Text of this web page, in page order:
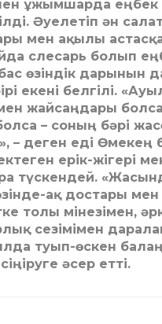
ұжымшарда еңбек
Әуе­летіп ән
мен ақылы
сле­­сарь болып
өзіндік дарынын
екені белгілі.
жайсаңдары
– соның бәрі
– деген еді
ерік-
түскендей.
ақ достары
толы міне­зі­­мен,
сезімімен
туып-өскен
әсер етті.